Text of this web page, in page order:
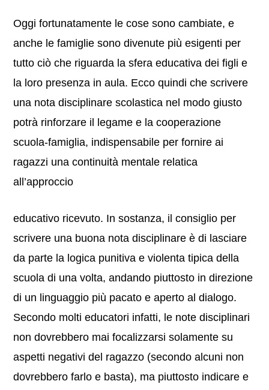
Oggi fortunatamente le cose sono cambiate, e
anche le famiglie sono divenute più esigenti per
tutto ciò che riguarda la sfera educativa dei figli e
la loro presenza in aula. Ecco quindi che scrivere
una nota disciplinare scolastica nel modo giusto
potrà rinforzare il legame e la cooperazione
scuola-famiglia, indispensabile per fornire ai
ragazzi una continuità mentale relatica
all’approccio
educativo ricevuto. In sostanza, il consiglio per
scrivere una buona nota disciplinare è di lasciare
da parte la logica punitiva e violenta tipica della
scuola di una volta, andando piuttosto in direzione
di un linguaggio più pacato e aperto al dialogo.
Secondo molti educatori infatti, le note disciplinari
non dovrebbero mai focalizzarsi solamente su
aspetti negativi del ragazzo (secondo alcuni non
dovrebbero farlo e basta), ma piuttosto indicare e